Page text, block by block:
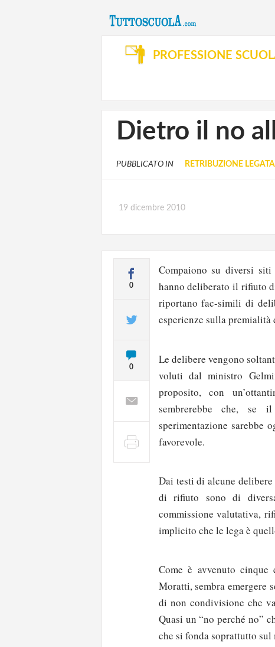
PROFESSIONE
Dietro il no
PUBBLICATO IN RETRIBUZIONE
19 dicembre 2010
0
0
Compaiono su diversi
hanno deliberato il rifiuto
riportano fac-simili di
esperienze sulla
Le delibere vengono
voluti dal ministro
proposito, con
sembrerebbe che, se
sperimentazione sarebbe
favorevole.
Dai testi di alcune
di rifiuto sono di
commissione valutativa,
implicito che le lega è
Come è avvenuto
Moratti, sembra emergere
di non condivisione che
Quasi un “no perché no”
che si fonda soprattutto